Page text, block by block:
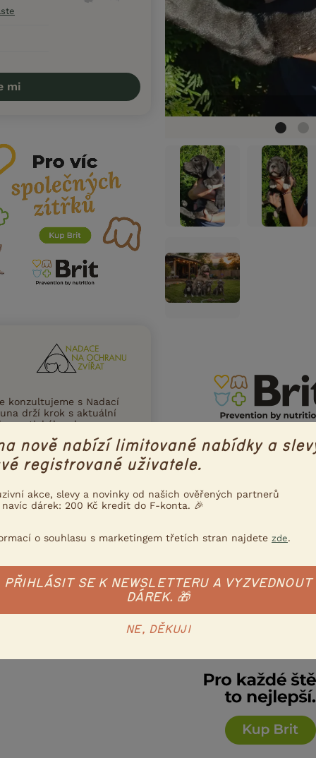
mi
konzultujeme s Nadací
drží krok s aktuální
a etického chovu
víc
nově nabízí limitované nabídky a
registrované uživatele.
akce, slevy a novinky od našich ověřených partnerů
navíc dárek: 200 Kč kredit do F-konta. 🎉
o souhlasu s marketingem třetích stran najdete zde.
PŘIHLÁSIT SE K NEWSLETTERU A VYZVEDNOUT
DÁREK. 🎁
NE, DĚKUJI